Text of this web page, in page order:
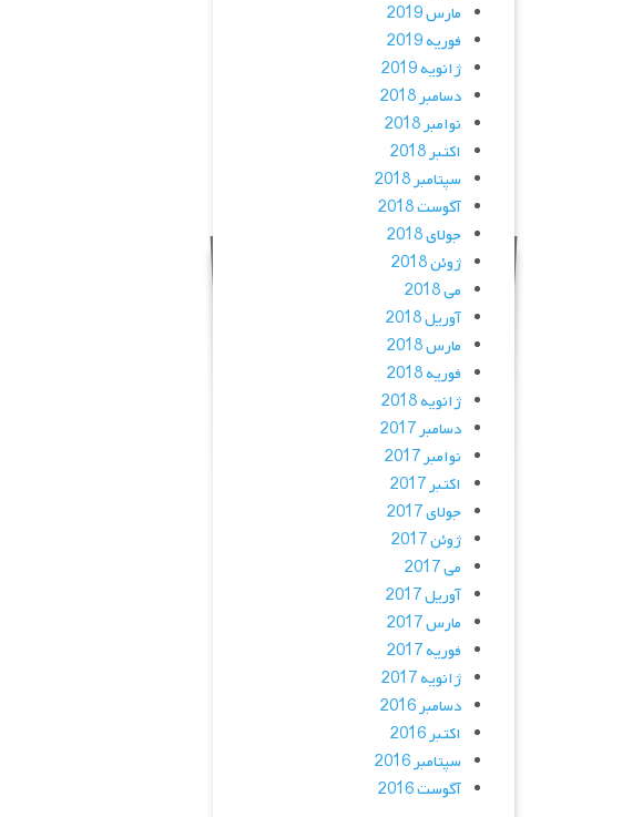
مارس 2019
فوریه 2019
ژانویه 2019
دسامبر 2018
نوامبر 2018
اکتبر 2018
سپتامبر 2018
آگوست 2018
جولای 2018
ژوئن 2018
می 2018
آوریل 2018
مارس 2018
فوریه 2018
ژانویه 2018
دسامبر 2017
نوامبر 2017
اکتبر 2017
جولای 2017
ژوئن 2017
می 2017
آوریل 2017
مارس 2017
فوریه 2017
ژانویه 2017
دسامبر 2016
اکتبر 2016
سپتامبر 2016
آگوست 2016